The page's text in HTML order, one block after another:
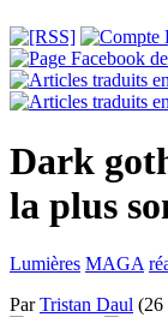
Dark
la plus
Lumières MAGA
ParTristan Daul (26